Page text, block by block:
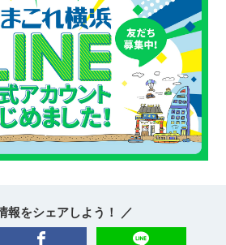
報をシェアしよう！ ／